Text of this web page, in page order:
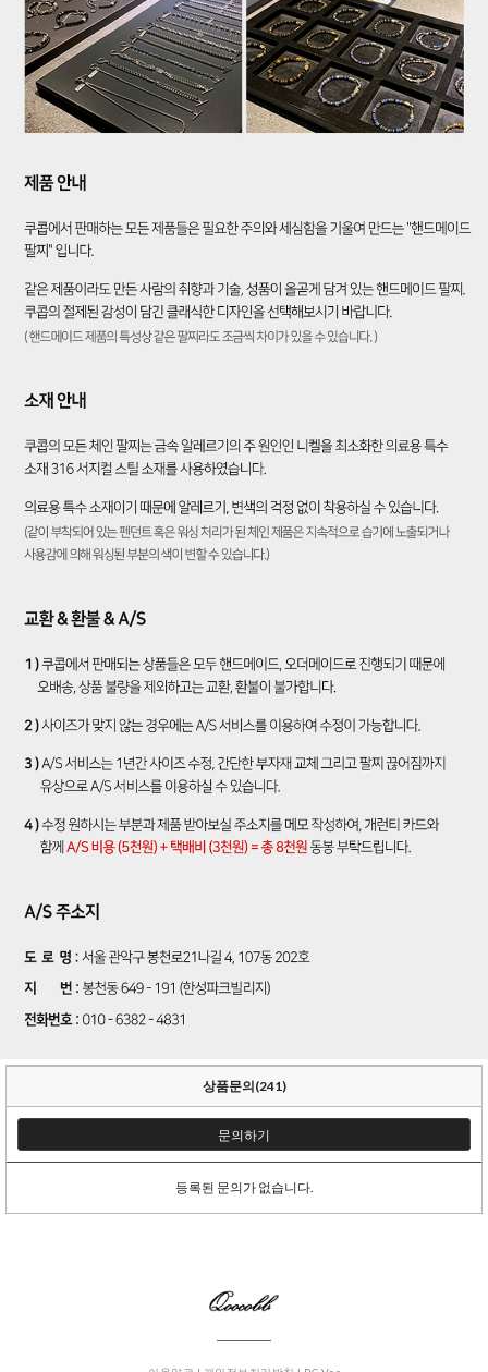
상품문의(241)
문의하기
등록된 문의가 없습니다.